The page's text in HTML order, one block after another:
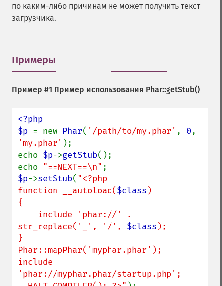
по каким-либо причинам не может получить текст
загрузчика.
Примеры
Пример #1 Пример использования Phar::getStub()
<?php
$p = new Phar( '/path/to/my.phar' , 0
'my.phar' );
echo $p->getStub();
echo "==NEXT==\n"
$p->setStub( "<?php
function __autoload($class )
{
str_replace('_', '/', $class );
}
Phar::mapPhar('myphar.phar');
include
'phar://myphar.phar/startup.php';